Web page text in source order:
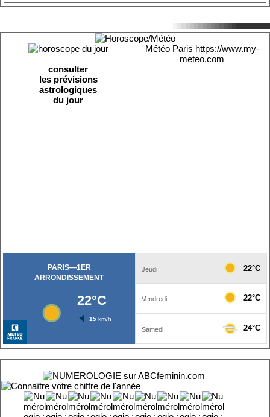
consulter
les prévisions
astrologiques
du jour
Météo Paris https://www.my-
meteo.com